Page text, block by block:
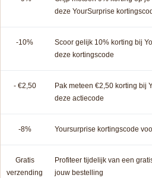
deze YourSurprise
-10%
Scoor gelijk 10% korting bij
deze kortingscode
- €2,50
Pak meteen €2,50 korting bij
deze actiecode
-8% Yoursurprise kortingscode
Gratis
verzending
Profiteer tijdelijk van een
jouw bestelling